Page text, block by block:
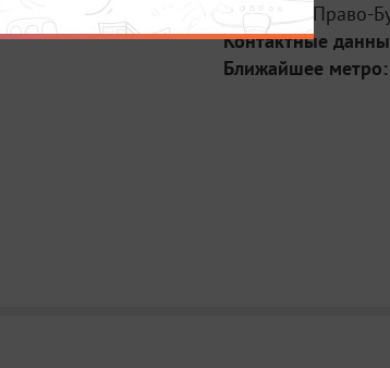
Адрес:
ул. Право-
Контактные
Ближайшее метро: